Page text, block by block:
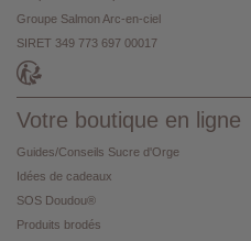
Groupe Salmon Arc-en-ciel
SIRET 349 773 697 00017
Votre boutique en ligne
Guides/Conseils Sucre d'Orge
Idées de cadeaux
SOS Doudou®
Produits brodés